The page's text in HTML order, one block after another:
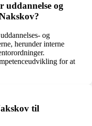
uddannelse og
og
herunder interne
for at
til